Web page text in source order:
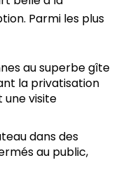
Parmi les plus
au superbe gîte
la privatisation
une visite
dans des
au public,